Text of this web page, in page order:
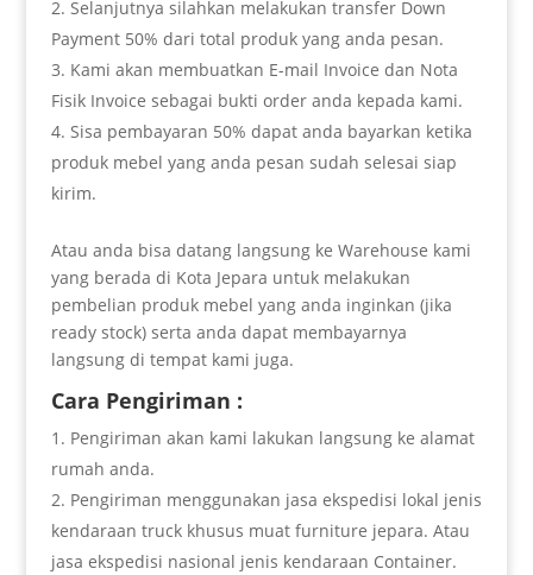
Selanjutnya silahkan melakukan transfer Down
Payment 50% dari total produk yang anda pesan.
Kami akan membuatkan E-mail Invoice dan Nota
Fisik Invoice sebagai bukti order anda kepada kami.
Sisa pembayaran 50% dapat anda bayarkan ketika
produk mebel yang anda pesan sudah selesai siap
kirim.
Atau anda bisa datang langsung ke Warehouse kami
yang berada di Kota Jepara untuk melakukan
pembelian produk mebel yang anda inginkan (jika
ready stock) serta anda dapat membayarnya
langsung di tempat kami juga.
Cara Pengiriman :
Pengiriman akan kami lakukan langsung ke alamat
rumah anda.
Pengiriman menggunakan jasa ekspedisi lokal jenis
kendaraan truck khusus muat furniture jepara. Atau
jasa ekspedisi nasional jenis kendaraan Container.